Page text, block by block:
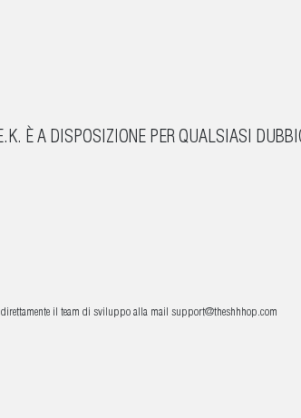
È A DISPOSIZIONE PER QUALSIASI
il team di sviluppo alla mail support@theshhhop.com